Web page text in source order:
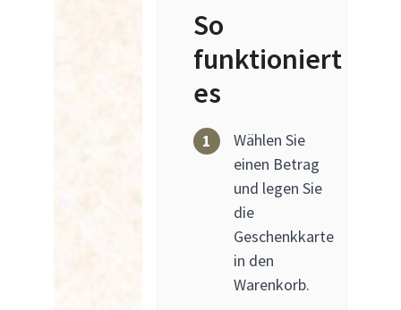
So
funktioniert
es
1
Wählen Sie
einen Betrag
und legen Sie
die
Geschenkkarte
in den
Warenkorb.